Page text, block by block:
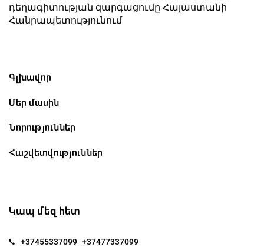
դեղագիտության զարգացումը Հայաստանի
Հանրապետությունում
Գլխավոր
Մեր մասին
Նորություններ
Հաշվետվություններ
Կապ մեզ հետ
+37455337099 +37477337099